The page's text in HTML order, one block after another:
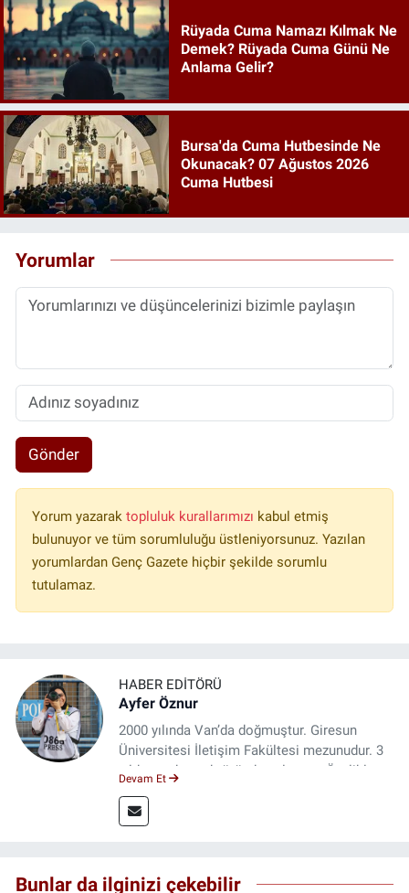
Rüyada Cuma Namazı Kılmak Ne
Demek? Rüyada Cuma Günü Ne
Anlama Gelir?
Bursa'da Cuma Hutbesinde Ne
Okunacak? 07 Ağustos 2026
Cuma Hutbesi
Yorumlar
Gönder
Yorum yazarak topluluk kurallarımızı kabul etmiş
bulunuyor ve tüm sorumluluğu üstleniyorsunuz. Yazılan
yorumlardan Genç Gazete hiçbir şekilde sorumlu
tutulamaz.
HABER EDITÖRÜ
Ayfer Öznur
2000 yılında Van’da doğmuştur. Giresun
Üniversitesi İletişim Fakültesi mezunudur. 3
yıldır medya sektöründe çalışıyor. Özelikle
Devam Et
Bunlar da ilginizi çekebilir